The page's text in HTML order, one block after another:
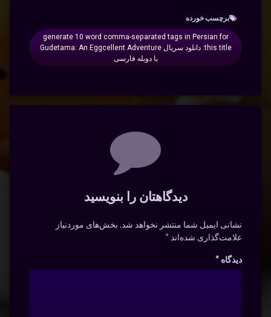
برچسب‌ خورده
generate 10 word comma-separated tags in Persian for
this title: دانلود سریال Gudetama: An Eggcellent Adventure
با دوبله فارسی
دیدگاهتان را بنویسید
نشانی ایمیل شما منتشر نخواهد شد. بخش‌های موردنیاز
علامت‌گذاری شده‌اند*
دیدگاه *